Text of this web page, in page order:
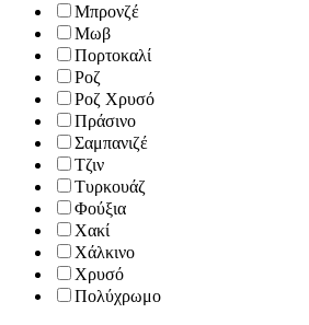
Μπρονζέ
Μωβ
Πορτοκαλί
Ροζ
Ροζ Χρυσό
Πράσινο
Σαμπανιζέ
Τζιν
Τυρκουάζ
Φούξια
Χακί
Χάλκινο
Χρυσό
Πολύχρωμο